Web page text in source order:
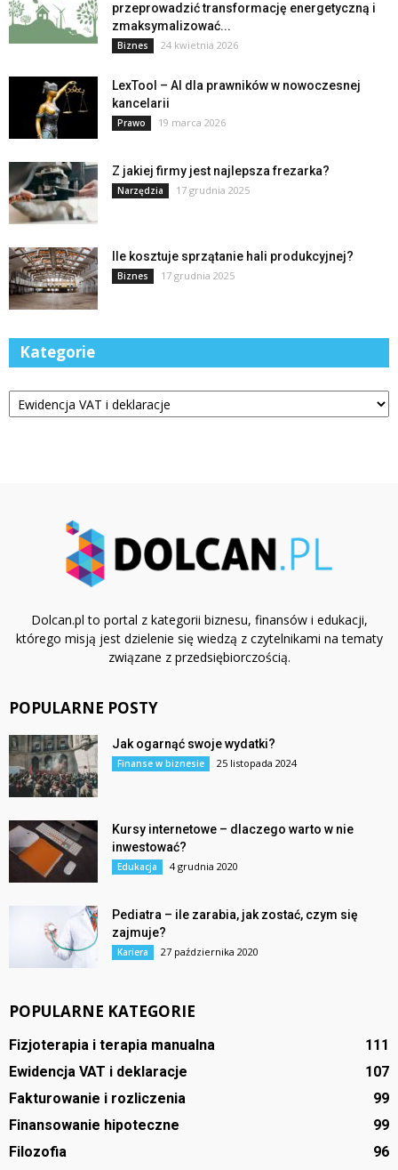
przeprowadzić transformację energetyczną i
zmaksymalizować...
Biznes 24 kwietnia 2026
LexTool – AI dla prawników w nowoczesnej
kancelarii
Prawo 19 marca 2026
Z jakiej firmy jest najlepsza frezarka?
Narzędzia 17 grudnia 2025
Ile kosztuje sprzątanie hali produkcyjnej?
Biznes 17 grudnia 2025
Kategorie
Kategorie
Dolcan.pl to portal z kategorii biznesu, finansów i edukacji,
którego misją jest dzielenie się wiedzą z czytelnikami na tematy
związane z przedsiębiorczością.
POPULARNE POSTY
Jak ogarnąć swoje wydatki?
Finanse w biznesie 25 listopada 2024
Kursy internetowe – dlaczego warto w nie
inwestować?
Edukacja 4 grudnia 2020
Pediatra – ile zarabia, jak zostać, czym się
zajmuje?
Kariera 27 października 2020
POPULARNE KATEGORIE
Fizjoterapia i terapia manualna
111
Ewidencja VAT i deklaracje
107
Fakturowanie i rozliczenia
99
Finansowanie hipoteczne
99
Filozofia
96